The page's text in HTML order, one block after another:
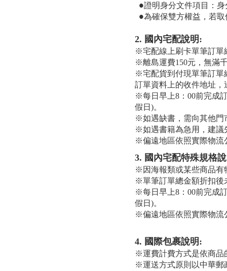
●證明身分文件項目：
●為確保雙方權益，若
2. 國內宅配說明:
※宅配線上刷卡單筆訂單
※離島運費150元，無滿
※宅配貨到付現單筆訂單
訂單資料上的收件地址
※每日早上8：00前完成
假日)。
※如遇缺書，需向其他門
※如遇書籍為急用，建議
※偏遠地區依照實際物流
3. 國內宅配特殊規格
※因海報類或某些商品有
※單筆訂單總金額折扣後
※每日早上8：00前完成
假日)。
※偏遠地區依照實際物流
4. 國際包裹說明:
※運費計費方式是依商品
※運送方式原則以中華郵